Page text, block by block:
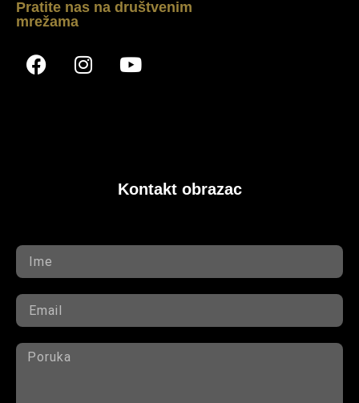
Pratite nas na društvenim
mrežama
Kontakt obrazac